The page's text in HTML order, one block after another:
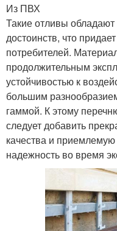
Из ПВХ
Такие отливы
достоинств, что
потребителей.
продолжительным
устойчивостью к
большим
гаммой. К этому
следует добавить
качества и
надежность во время